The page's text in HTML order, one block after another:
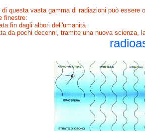
questa vasta gamma di radiazioni può
finestre:
fin dagli albori dell'umanità
da pochi decenni, tramite una nuova scienza,